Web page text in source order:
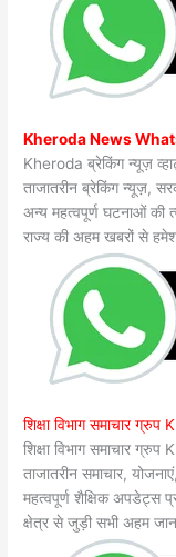
Kheroda News
Kheroda ब्रेकिंग न्यूज़
ताजातरीन ब्रेकिंग न्यूज़,
अन्य महत्वपूर्ण घटनाओं की
राज्य की अहम खबरों से
शिक्षा विभाग समाचार ग्रुप
शिक्षा विभाग समाचार
ताजातरीन समाचार,
महत्वपूर्ण शैक्षिक अपडेट्स
क्षेत्र से जुड़ी सभी अहम